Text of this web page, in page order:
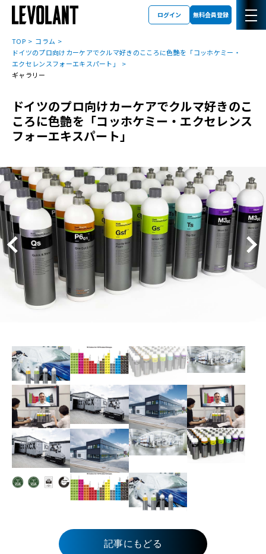
ログイン 無料会員登録
TOP
コラム
ドイツのプロ向けカーケアでクルマ好きのこころに色艶を「コッホケミー・
エクセレンスフォーエキスパート」
ギャラリー
ドイツのプロ向けカーケアでクルマ好きのこ
ころに色艶を「コッホケミー・エクセレンス
フォーエキスパート」
記事にもどる